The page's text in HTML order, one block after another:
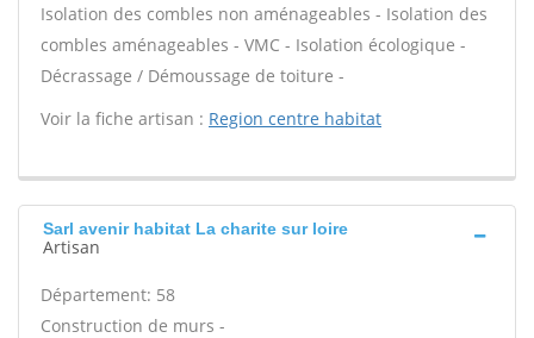
Isolation des combles non aménageables - Isolation des
combles aménageables - VMC - Isolation écologique -
Décrassage / Démoussage de toiture -
Voir la fiche artisan : Region centre habitat
Sarl avenir habitat La charite sur loire
Artisan
Département: 58
Construction de murs -